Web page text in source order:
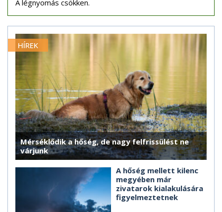
A légnyomás csökken.
HÍREK
Mérséklődik a hőség, de nagy felfrissülést ne
várjunk
A hőség mellett kilenc
megyében már
zivatarok kialakulására
figyelmeztetnek